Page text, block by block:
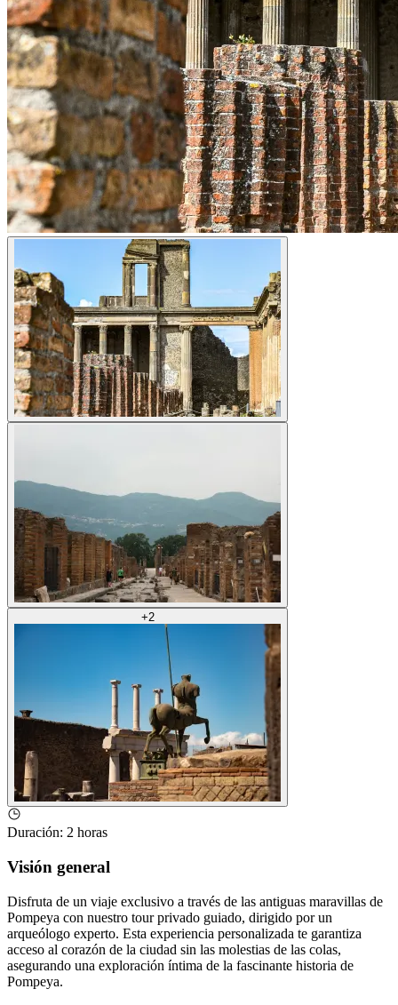
+2
Duración: 2 horas
Visión general
Disfruta de un viaje exclusivo a través de las antiguas maravillas de
Pompeya con nuestro tour privado guiado, dirigido por un
arqueólogo experto. Esta experiencia personalizada te garantiza
acceso al corazón de la ciudad sin las molestias de las colas,
asegurando una exploración íntima de la fascinante historia de
Pompeya.